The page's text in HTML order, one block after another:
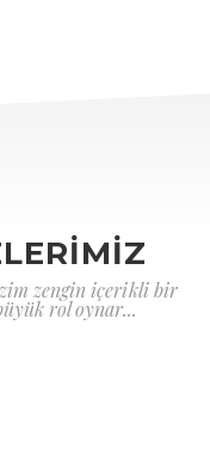
zengin içerikli bir
rol oynar...